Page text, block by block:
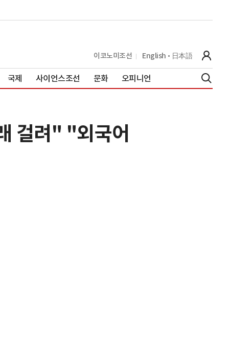
이코노미조선 English 日本語
국제 사이언스조선 문화 오피니언
걸려" "외국어